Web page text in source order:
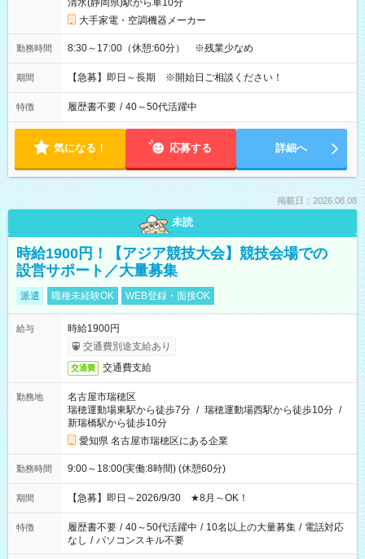
清水(静岡県)駅から車10分
大手家電・空調機器メーカー
勤務時間 8:30～17:00（休憩:60分） ※残業少なめ
期間 【急募】即日～長期 ※開始日ご相談ください！
特徴 履歴書不要 / 40～50代活躍中
気になる！ 応募する 詳細へ
掲載日：2026.08.08
未読
時給1900円！【アジア競技大会】競技会場での
設営サポート／大量募集
派遣 職種未経験OK WEB登録・面接OK
給与
時給1900円
交通費別途支給あり
交通費 交通費支給
勤務地
名古屋市瑞穂区
瑞穂運動場東駅から徒歩7分 / 瑞穂運動場西駅から徒歩10分 /
新瑞橋駅から徒歩10分
愛知県 名古屋市瑞穂区にある企業
勤務時間 9:00～18:00(実働:8時間) (休憩60分)
期間 【急募】即日～2026/9/30 ★8月～OK！
特徴 履歴書不要 / 40～50代活躍中 / 10名以上の大量募集 / 電話対応
なし / パソコンスキル不要